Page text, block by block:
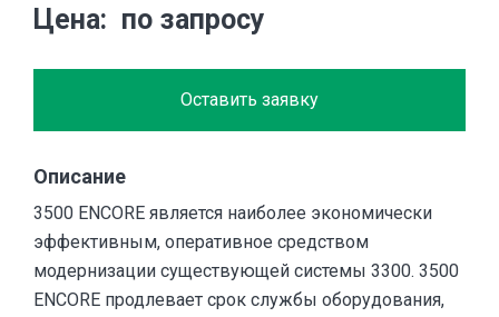
Цена по запросу
Оставить заявку
Описание
3500 ENCORE является наиболее экономически
эффективным, оперативное средством
модернизации существующей системы 3300. 3500
ENCORE продлевает срок службы оборудования,